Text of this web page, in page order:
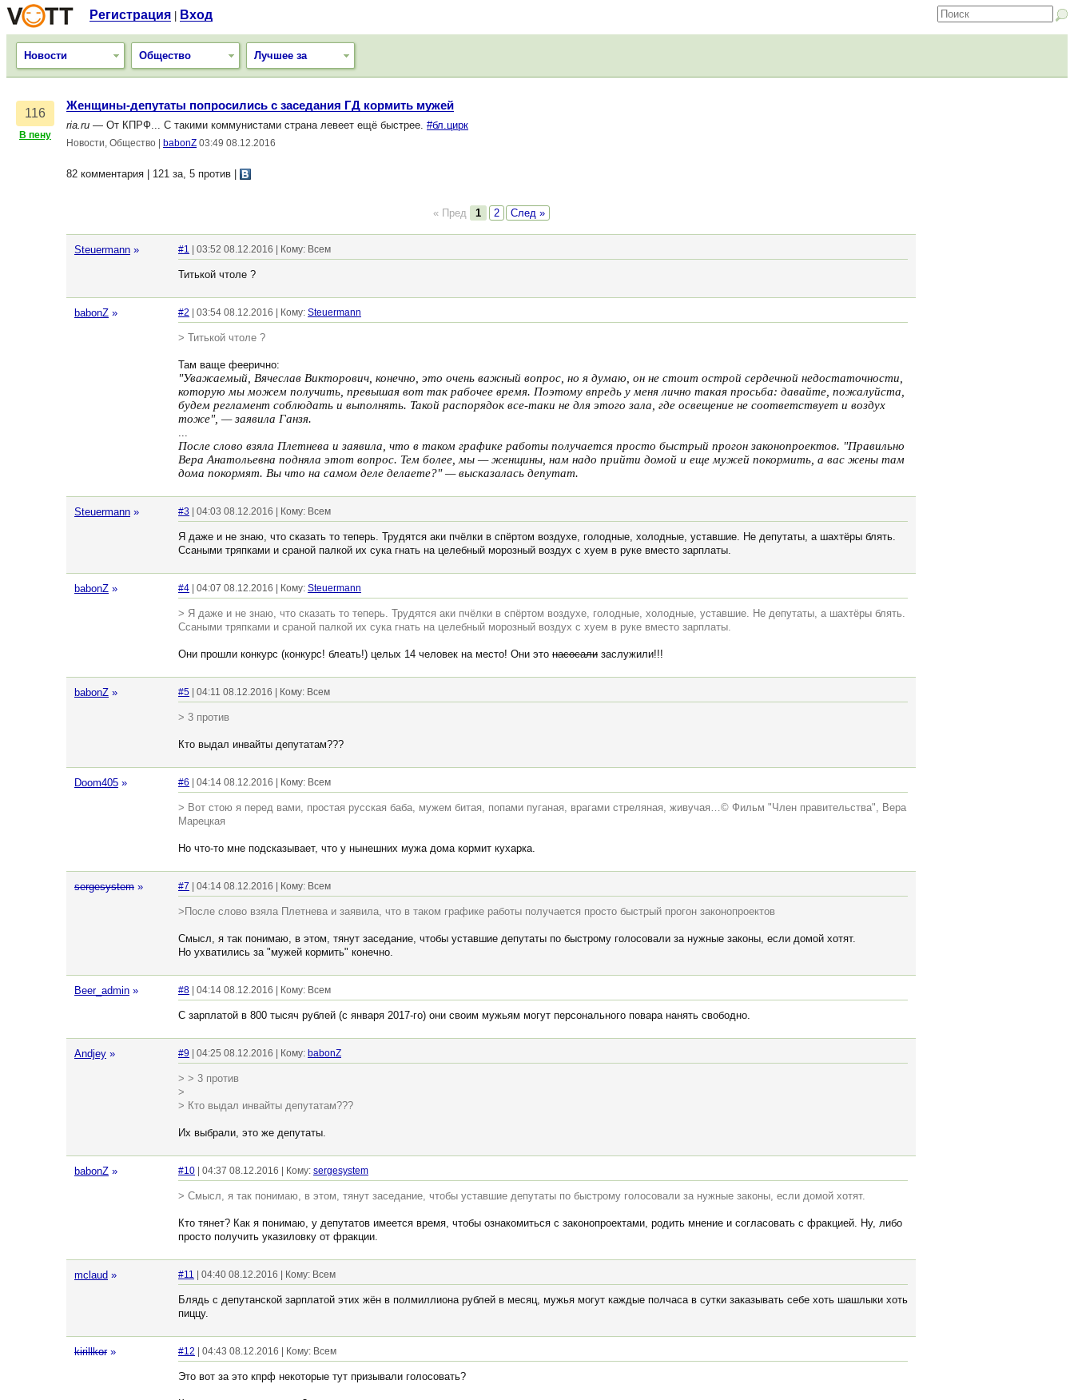
Регистрация Вход
Новости Общество Лучшее за
116
В пену
Женщины-депутаты попросились с заседания ГД кормить мужей
ria.ru — От КПРФ... С такими коммунистами страна левеет ещё быстрее. #бл.цирк
Новости, Общество babonZ 03:49 08.12.2016
82 комментария | 121 за, 5 против
« Пред 1 2 След »
Steuermann » #1 | 03:52 08.12.2016 | Кому: Всем
Титькой чтоле ?
babonZ » #2 | 03:54 08.12.2016 | Кому: Steuermann
> Титькой чтоле ?
Там ваще феерично:
"Уважаемый, Вячеслав Викторович, конечно, это очень важный вопрос, но я думаю, он не стоит острой сердечной недостаточности,
которую мы можем получить, превышая вот так рабочее время. Поэтому впредь у меня лично такая просьба: давайте, пожалуйста,
будем регламент соблюдать и выполнять. Такой распорядок все-таки не для этого зала, где освещение не соответствует и воздух
тоже", — заявила Ганзя.
...
После слово взяла Плетнева и заявила, что в таком графике работы получается просто быстрый прогон законопроектов. "Правильно
Вера Анатольевна подняла этот вопрос. Тем более, мы — женщины, нам надо прийти домой и еще мужей покормить, а вас жены там
дома покормят. Вы что на самом деле делаете?" — высказалась депутат.
Steuermann » #3 | 04:03 08.12.2016 | Кому: Всем
Я даже и не знаю, что сказать то теперь. Трудятся аки пчёлки в спёртом воздухе, голодные, холодные, уставшие. Не депутаты, а шахтёры блять.
Ссаными тряпками и сраной палкой их сука гнать на целебный морозный воздух с хуем в руке вместо зарплаты.
babonZ » #4 | 04:07 08.12.2016 | Кому: Steuermann
> Я даже и не знаю, что сказать то теперь. Трудятся аки пчёлки в спёртом воздухе, голодные, холодные, уставшие. Не депутаты, а шахтёры блять.
Ссаными тряпками и сраной палкой их сука гнать на целебный морозный воздух с хуем в руке вместо зарплаты.
Они прошли конкурс (конкурс! блеать!) целых 14 человек на место! Они это насосали заслужили!!!
babonZ » #5 | 04:11 08.12.2016 | Кому: Всем
> 3 против
Кто выдал инвайты депутатам???
Doom405 » #6 | 04:14 08.12.2016 | Кому: Всем
> Вот стою я перед вами, простая русская баба, мужем битая, попами пуганая, врагами стреляная, живучая…© Фильм "Член правительства", Вера
Марецкая
Но что-то мне подсказывает, что у нынешних мужа дома кормит кухарка.
sergesystem » #7 | 04:14 08.12.2016 | Кому: Всем
>После слово взяла Плетнева и заявила, что в таком графике работы получается просто быстрый прогон законопроектов
Смысл, я так понимаю, в этом, тянут заседание, чтобы уставшие депутаты по быстрому голосовали за нужные законы, если домой хотят.
Но ухватились за "мужей кормить" конечно.
Beer_admin » #8 | 04:14 08.12.2016 | Кому: Всем
С зарплатой в 800 тысяч рублей (с января 2017-го) они своим мужьям могут персонального повара нанять свободно.
Andjey » #9 | 04:25 08.12.2016 | Кому: babonZ
> > 3 против
>
> Кто выдал инвайты депутатам???
Их выбрали, это же депутаты.
babonZ » #10 | 04:37 08.12.2016 | Кому: sergesystem
> Смысл, я так понимаю, в этом, тянут заседание, чтобы уставшие депутаты по быстрому голосовали за нужные законы, если домой хотят.
Кто тянет? Как я понимаю, у депутатов имеется время, чтобы ознакомиться с законопроектами, родить мнение и согласовать с фракцией. Ну, либо
просто получить указиловку от фракции.
mclaud » #11 | 04:40 08.12.2016 | Кому: Всем
Блядь с депутанской зарплатой этих жён в полмиллиона рублей в месяц, мужья могут каждые полчаса в сутки заказывать себе хоть шашлыки хоть
пиццу.
kirillkor » #12 | 04:43 08.12.2016 | Кому: Всем
Это вот за это кпрф некоторые тут призывали голосовать?